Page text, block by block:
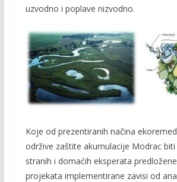
uzvodno i poplave nizvodno.
Koje od prezentiranih načina
održive zaštite akumulacije Modrac
stranih i domaćih eksperata
projekata implementirane zavisi od